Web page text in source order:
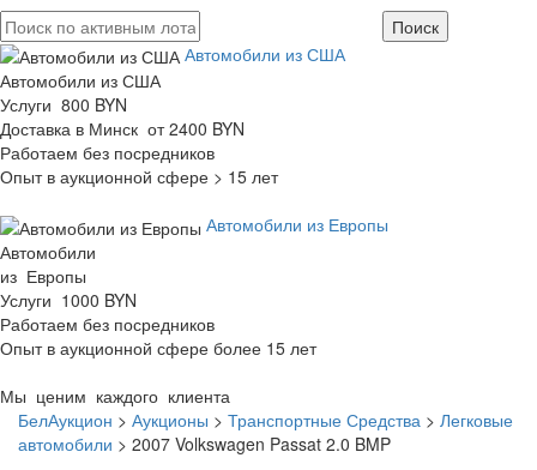
Автомобили из США
Автомобили из США
Услуги 800 BYN
Доставка в Минск от 2400 BYN
Работаем без посредников
Опыт в аукционной сфере > 15 лет
Автомобили из Европы
Автомобили
из Европы
Услуги 1000 BYN
Работаем без посредников
Опыт в аукционной сфере более 15 лет
Мы ценим каждого клиента
БелАукцион > Аукционы > Транспортные Средства > Легковые
автомобили > 2007 Volkswagen Passat 2.0 BMP